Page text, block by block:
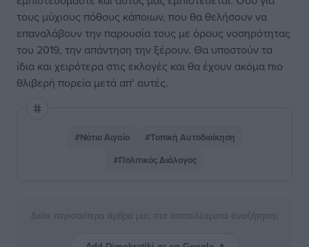
τους μύχιους πόθους κάποιων, που θα θελήσουν να
επαναλάβουν την παρουσία τους με όρους νοσηρότητας
του 2019, την απάντηση την ξέρουν. Θα υποστούν τα
ίδια και χειρότερα στις εκλογές και θα έχουν ακόμα πιο
θλιβερή πορεία μετά απ’ αυτές.
#Νότιο Αιγαίο
#Τοπική Αυτοδιοίκηση
#Πολιτικός Διάλογος
Δείτε περισσότερα άρθρα μας στα αποτελέσματα αναζήτησης